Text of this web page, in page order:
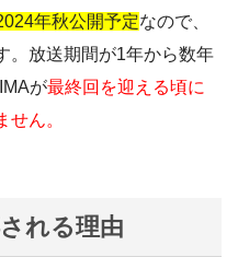
年秋公開予定なので、
。放送期間が1年から数年
が最終回を迎える頃に
ん。
れる理由